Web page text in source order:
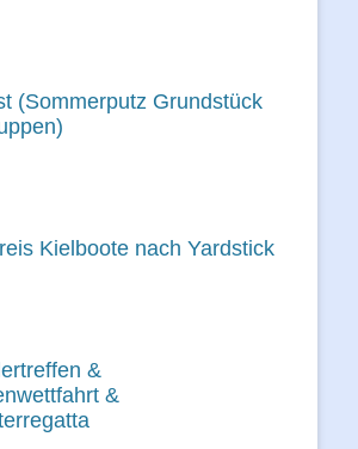
(Sommerputz Grundstück
Kielboote nach Yardstick
&
&